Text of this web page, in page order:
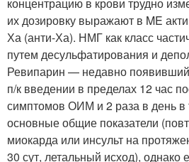
их дозировку выражают в ME
Ха (анти-Ха). НМГ как класс
путем десульфатирования и
Ревипарин — недавно
п/к введении в пределах 12 час
симптомов ОИМ и 2 раза в день в
основные общие показатели
миокарда или инсульт на
30 сут, летальный исход), однако